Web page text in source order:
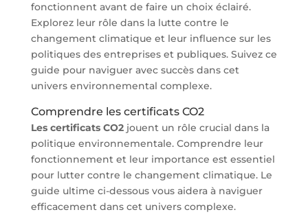
fonctionnent avant de faire un choix éclairé.
Explorez leur rôle dans la lutte contre le
changement climatique et leur influence sur les
politiques des entreprises et publiques. Suivez ce
guide pour naviguer avec succès dans cet
univers environnemental complexe.
Comprendre les certificats CO2
Les certificats CO2jouent un rôle crucial dans la
politique environnementale. Comprendre leur
fonctionnement et leur importance est essentiel
pour lutter contre le changement climatique. Le
guide ultime ci-dessous vous aidera à naviguer
efficacement dans cet univers complexe.